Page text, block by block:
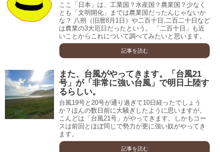
ここ「日本」は、工業国？水産国？農業国？少なく
とも「文明開化」までは農業国だったんじゃないか
な？ 八朔（旧暦8月1日）や二百十日,二百二十日など
は農業の3大厄日だったという。 「二百十日」も近
いことからこれについて調べてみたいと思います。
記事を読む
また、台風がやってきます。「台風21
号」が「非常に強い台風」で明日上陸す
るらしい。
台風19号と20号が通り過ぎて10日経ったでしょう
か？ほんの数日前に大騒ぎしたように思いますが。
こんどは「台風21号」がやってきます。しかもコー
スは前回とほぼ同じで勢力が更に強い奴がやってき
ます。
記事を読む